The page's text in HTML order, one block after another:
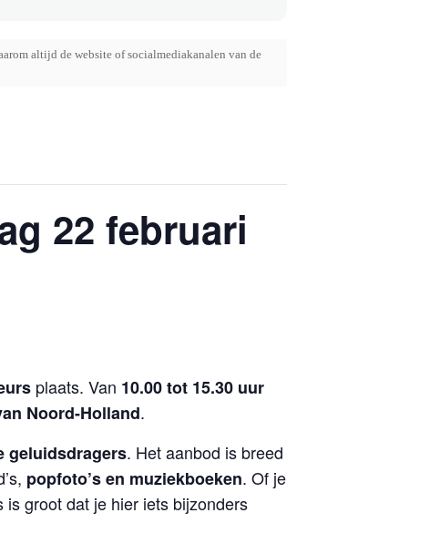
altijd de website of socialmediakanalen van de
22 februari
plaats. Van 10.00 tot 15.30 uur
Noord-Holland.
geluidsdragers. Het aanbod is breed
popfoto’s en muziekboeken. Of je
groot dat je hier iets bijzonders